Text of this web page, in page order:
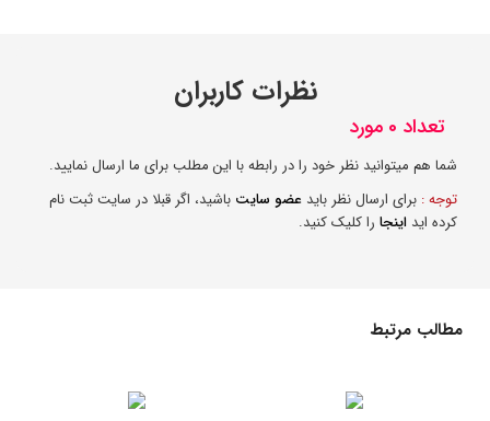
نظرات کاربران
تعداد 0 مورد
شما هم میتوانید نظر خود را در رابطه با این مطلب برای ما ارسال نمایید.
توجه : برای ارسال نظر باید عضو سایت باشید، اگر قبلا در سایت ثبت نام
کرده اید اینجا را کلیک کنید.
مطالب مرتبط